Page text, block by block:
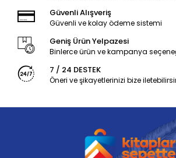
Güvenli Alışveriş
Güvenli ve kolay ödeme sistemi
Geniş Ürün Yelpazesi
Binlerce ürün ve kampanya
7 / 24 DESTEK
Öneri ve şikayetlerinizi bize